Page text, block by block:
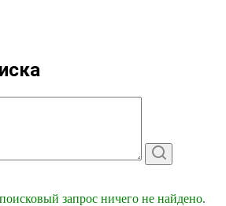
запрос ничего не найдено.